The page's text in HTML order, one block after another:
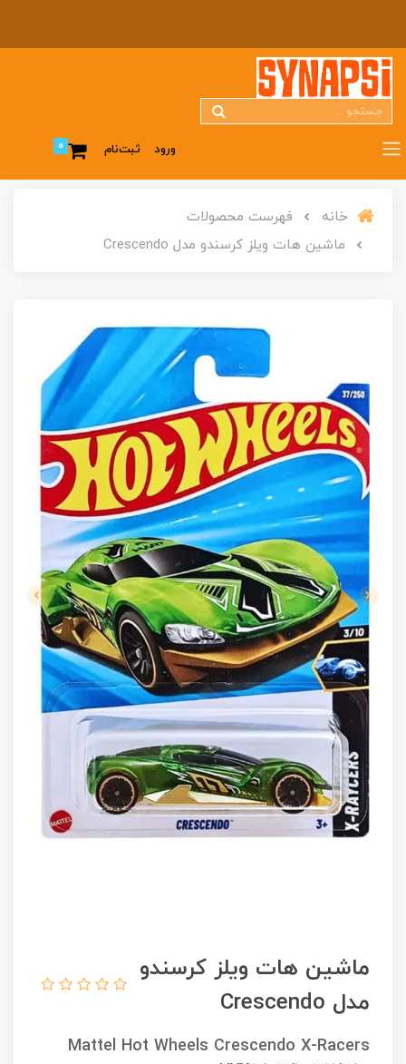
ورود ثبت‌نام 0
خانه
فهرست محصولات
ماشین هات ویلز کرسندو مدل Crescendo
ماشین هات ویلز کرسندو
مدل Crescendo
Mattel Hot Wheels ‌Crescendo X-Racers